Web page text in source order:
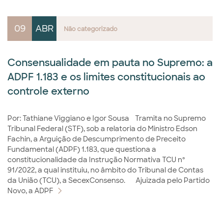
09 ABR Não categorizado
Consensualidade em pauta no Supremo: a
ADPF 1.183 e os limites constitucionais ao
controle externo
Por: Tathiane Viggiano e Igor Sousa Tramita no Supremo
Tribunal Federal (STF), sob a relatoria do Ministro Edson
Fachin, a Arguição de Descumprimento de Preceito
Fundamental (ADPF) 1.183, que questiona a
constitucionalidade da Instrução Normativa TCU nº
91/2022, a qual instituiu, no âmbito do Tribunal de Contas
da União (TCU), a SecexConsenso. Ajuizada pelo Partido
Novo, a ADPF